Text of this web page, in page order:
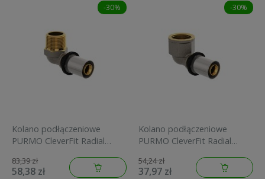
-30%
Kolano podłączeniowe
PURMO CleverFit Radial
FAZ4E44M26A000E0
83,39 zł
58,38 zł
-30%
Kolano podłączeniowe
PURMO CleverFit Radial
FAZ4E34F26A000E0
54,24 zł
37,97 zł